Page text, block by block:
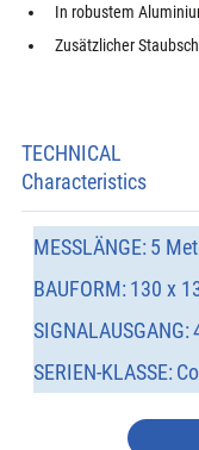
In robustem
Zusätzlicher
TECHNICAL
Characteristics
MESSLÄNGE: 5
BAUFORM: 130 x
SIGNALAUSGANG:
SERIEN-KLASSE: